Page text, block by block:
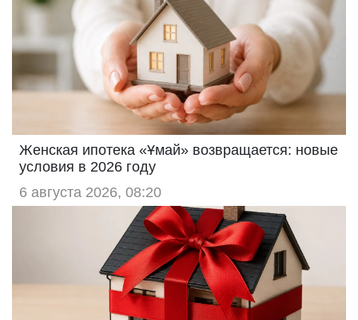
Женская ипотека «Ұмай» возвращается: новые
условия в 2026 году
6 августа 2026, 08:20